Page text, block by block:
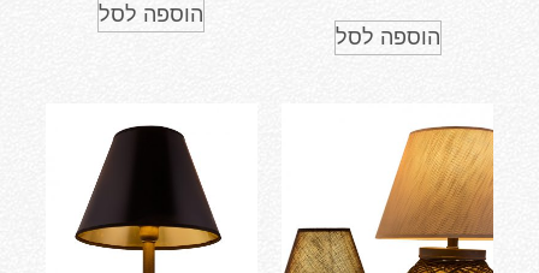
הוספה לסל
הוספה לסל